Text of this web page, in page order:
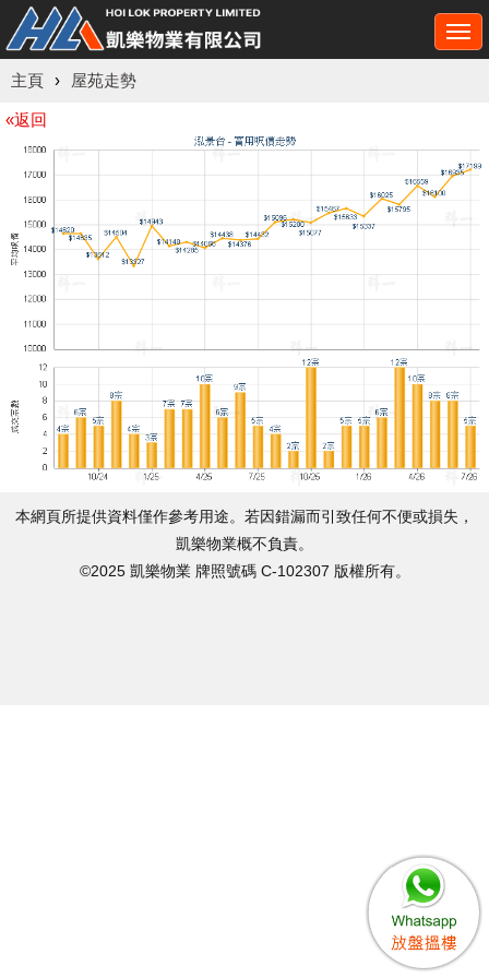
主頁 › 屋苑走勢
«返回
本網頁所提供資料僅作參考用途。若因錯漏而引致任何不便或損失，
凱樂物業概不負責。
©2025 凱樂物業 牌照號碼 C-102307 版權所有。